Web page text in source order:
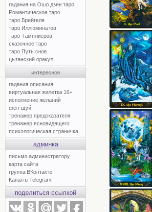
гадания на Ошо дзен таро
Романтическое таро
таро Брейгеля
таро Иллюминатов
таро Тамплиеров
сказочное таро
таро Путь снов
цыганский оракул
интересное
гадания описания
виртуальная жилетка 16+
исполнение желаний
фен-шуй
тренажер предсказателя
тренажер ясновидящего
психологическая страничка
админка
письмо администратору
карта сайта
группа ВКонтакте
Канал в Telegram
поделиться ссылкой